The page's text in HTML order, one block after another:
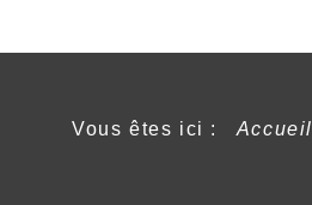
Vous êtes ici : Accueil